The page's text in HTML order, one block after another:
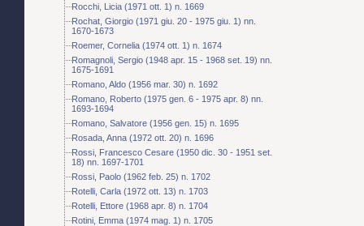
Rocchi, Licia (1971 ott. 1) n. 1669
Rochat, Giorgio (1971 giu. 20 - 1975 giu. 1) nn.
1670-1673
Roemer, Cornelia (1974 ott. 1) n. 1674
Romagnoli, Sergio (1948 apr. 15 - 1968 set. 19) nn.
1675-1691
Romano, Aldo (1956 mar. 30) n. 1692
Romano, Roberto (1975 gen. 6 - 1975 apr. 8) nn.
1693-1694
Romano, Salvatore (1956 gen. 15) n. 1695
Rosada, Anna (1972 ott. 20) n. 1696
Rossi, Francesco Cesare (1950 dic. 30 - 1951 set.
18) nn. 1697-1701
Rossi, Paolo (1962 feb. 25) n. 1702
Rotelli, Carla (1972 ott. 13) n. 1703
Rotelli, Ettore (1968 apr. 8) n. 1704
Rotini, Emma (1974 mag. 1) n. 1705